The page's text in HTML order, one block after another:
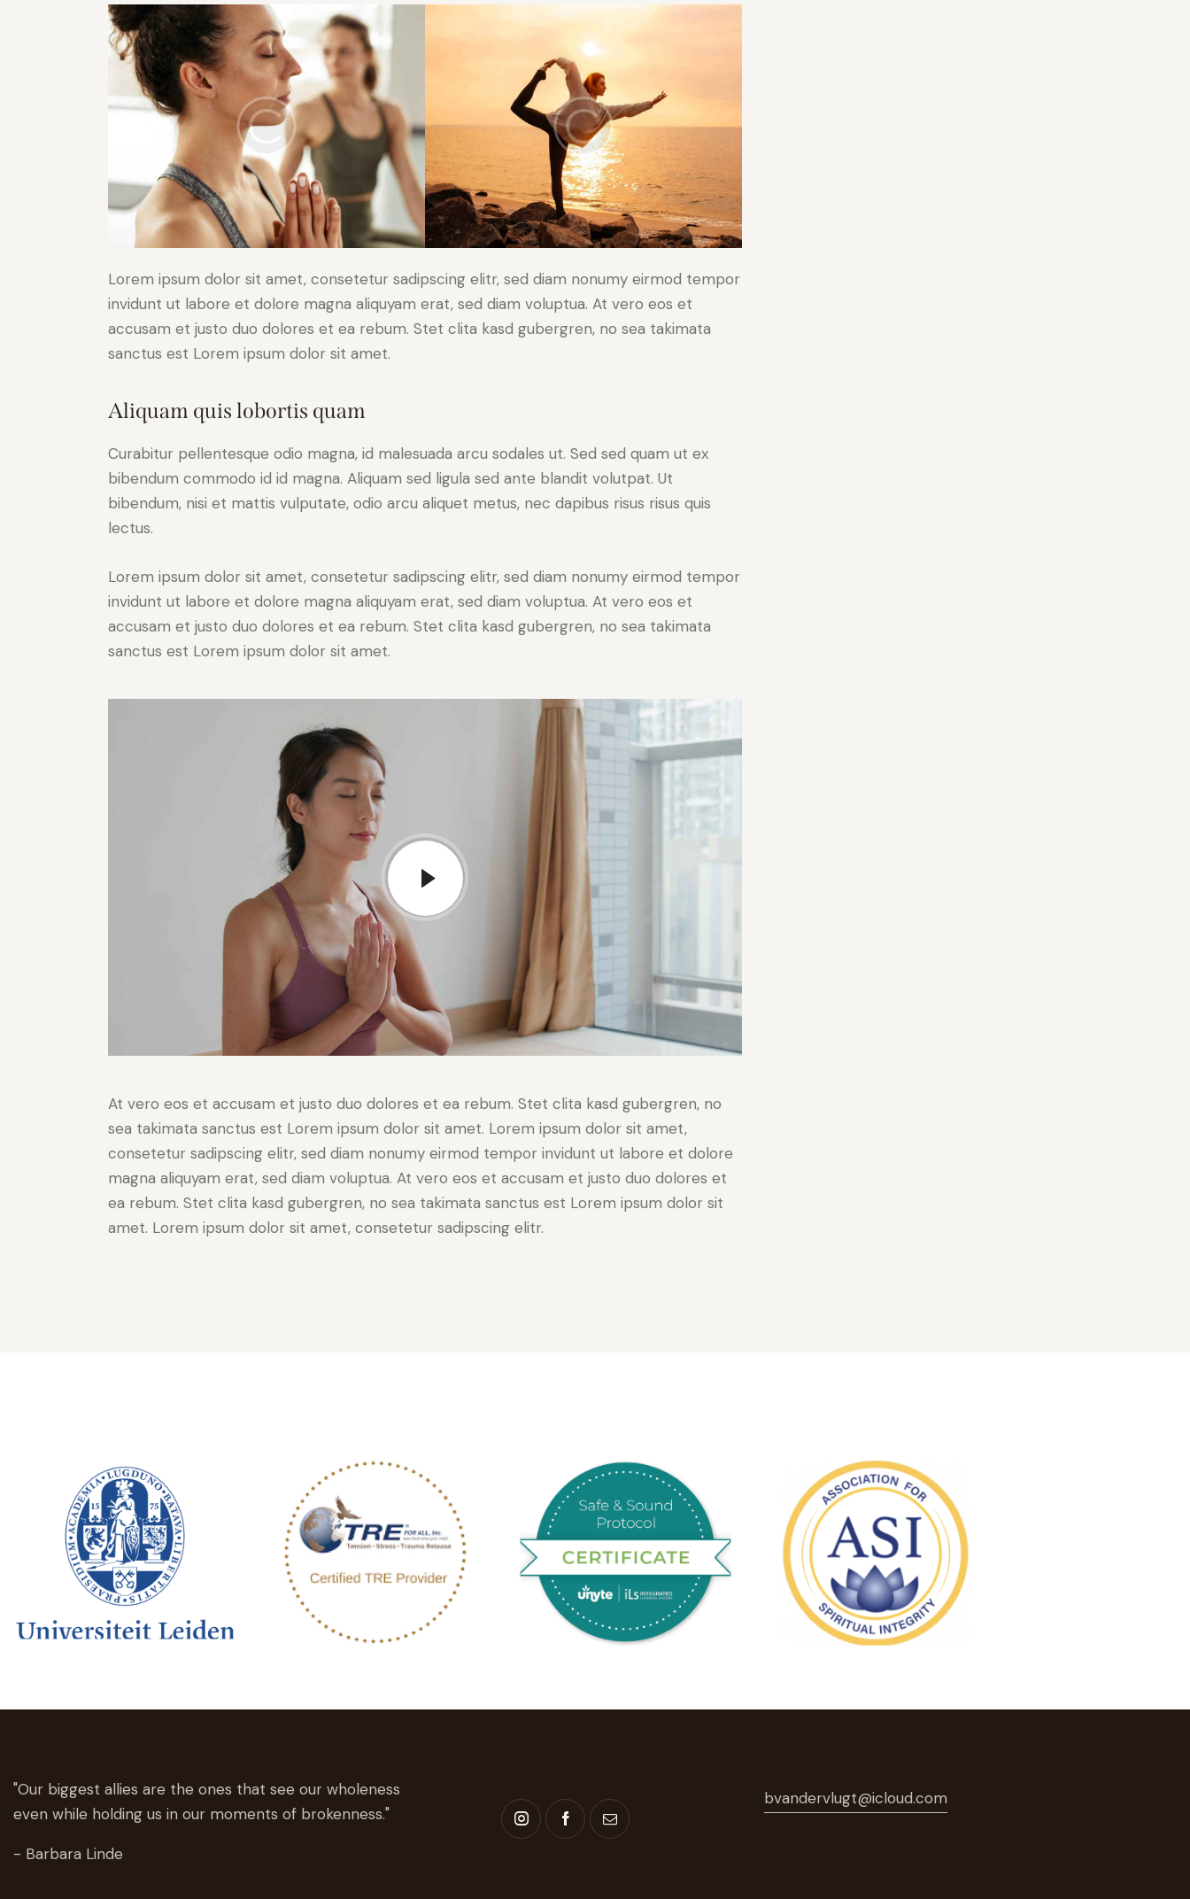
Lorem ipsum dolor sit amet, consetetur sadipscing elitr, sed diam nonumy eirmod tempor
invidunt ut labore et dolore magna aliquyam erat, sed diam voluptua. At vero eos et
accusam et justo duo dolores et ea rebum. Stet clita kasd gubergren, no sea takimata
sanctus est Lorem ipsum dolor sit amet.
Aliquam quis lobortis quam
Curabitur pellentesque odio magna, id malesuada arcu sodales ut. Sed sed quam ut ex
bibendum commodo id id magna. Aliquam sed ligula sed ante blandit volutpat. Ut
bibendum, nisi et mattis vulputate, odio arcu aliquet metus, nec dapibus risus risus quis
lectus.
Lorem ipsum dolor sit amet, consetetur sadipscing elitr, sed diam nonumy eirmod tempor
invidunt ut labore et dolore magna aliquyam erat, sed diam voluptua. At vero eos et
accusam et justo duo dolores et ea rebum. Stet clita kasd gubergren, no sea takimata
sanctus est Lorem ipsum dolor sit amet.
At vero eos et accusam et justo duo dolores et ea rebum. Stet clita kasd gubergren, no
sea takimata sanctus est Lorem ipsum dolor sit amet. Lorem ipsum dolor sit amet,
consetetur sadipscing elitr, sed diam nonumy eirmod tempor invidunt ut labore et dolore
magna aliquyam erat, sed diam voluptua. At vero eos et accusam et justo duo dolores et
ea rebum. Stet clita kasd gubergren, no sea takimata sanctus est Lorem ipsum dolor sit
amet. Lorem ipsum dolor sit amet, consetetur sadipscing elitr.
"Our biggest allies are the ones that see our wholeness
even while holding us in our moments of brokenness."
- Barbara Linde
bvandervlugt@icloud.com